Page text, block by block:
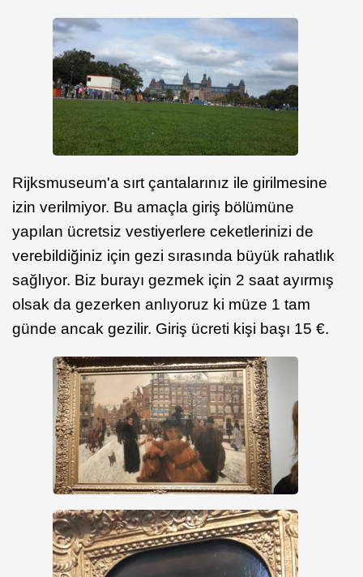
Rijksmuseum'a sırt çantalarınız ile girilmesine
izin verilmiyor. Bu amaçla giriş bölümüne
yapılan ücretsiz vestiyerlere ceketlerinizi de
verebildiğiniz için gezi sırasında büyük rahatlık
sağlıyor. Biz burayı gezmek için 2 saat ayırmış
olsak da gezerken anlıyoruz ki müze 1 tam
günde ancak gezilir. Giriş ücreti kişi başı 15 €.